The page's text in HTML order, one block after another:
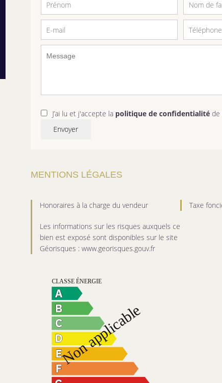
J’ai lu et j'accepte la politique de confidentialitéde
Envoyer
MENTIONS LÉGALES
Honoraires à la charge du vendeur Taxe
Les informations sur les risques auxquels ce
bien est exposé sont disponibles sur le site
Géorisques : www.georisques.gouv.fr